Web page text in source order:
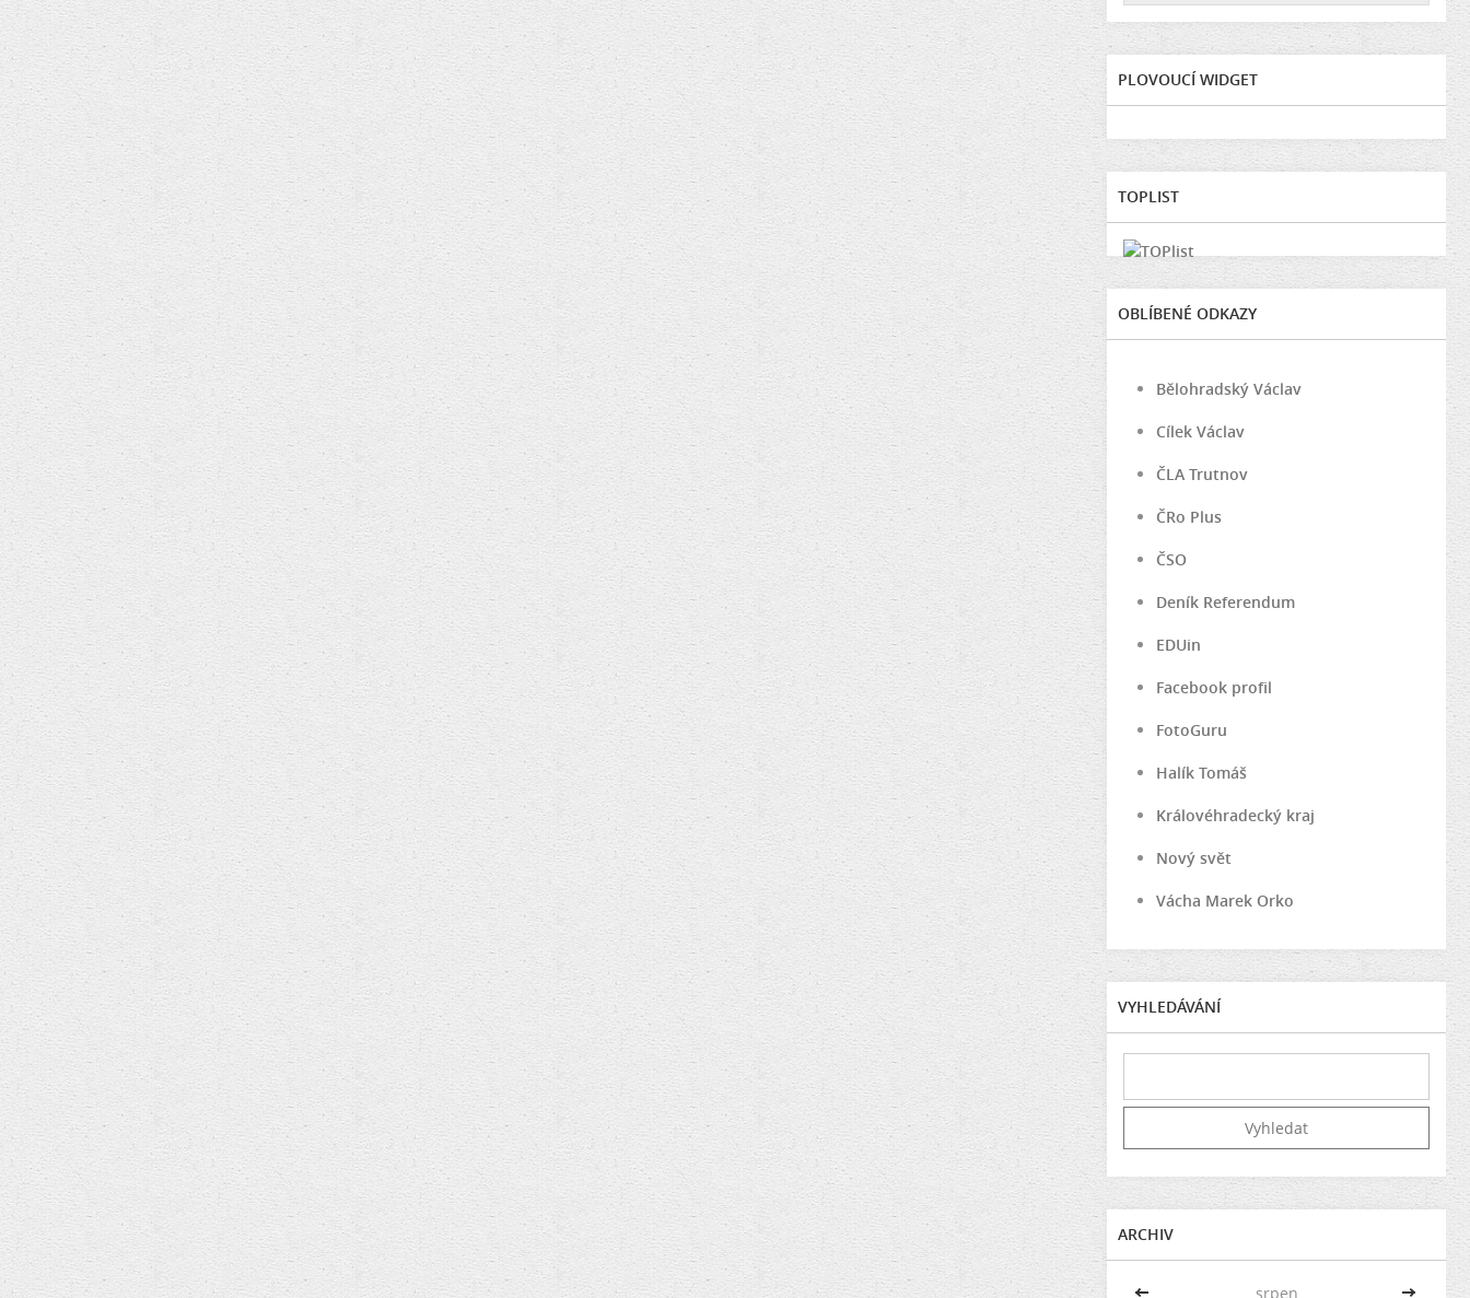
PLOVOUCÍ WIDGET
TOPLIST
OBLÍBENÉ ODKAZY
Bělohradský Václav
Cílek Václav
ČLA Trutnov
ČRo Plus
ČSO
Deník Referendum
EDUin
Facebook profil
FotoGuru
Halík Tomáš
Královéhradecký kraj
Nový svět
Vácha Marek Orko
VYHLEDÁVÁNÍ
ARCHIV
<< srpen >>